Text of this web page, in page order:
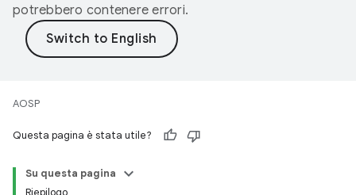
potrebbero contenere errori.
AOSP
Questa pagina è stata utile?
Su questa pagina
Riepilogo